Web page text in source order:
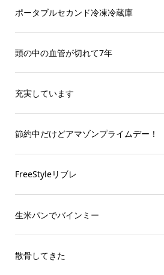
ポータブルセカンド冷凍冷蔵庫
頭の中の血管が切れて7年
充実しています
節約中だけどアマゾンプライムデー！
FreeStyleリブレ
生米パンでバインミー
散骨してきた